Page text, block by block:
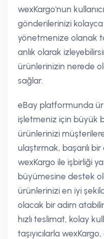
wexKargo'nun
gönderilerinizi
yönetmenize olanak
anlık olarak
ürünlerinizin nerede
sağlar.
eBay platformunda
işletmeniz için büyük
ürünlerinizi
ulaştırmak, başarılı
wexKargo ile işbirliği
büyümesine destek
ürünlerinizi en iyi
olacak bir adım
hızlı teslimat, kolay
taşıyıcılarla